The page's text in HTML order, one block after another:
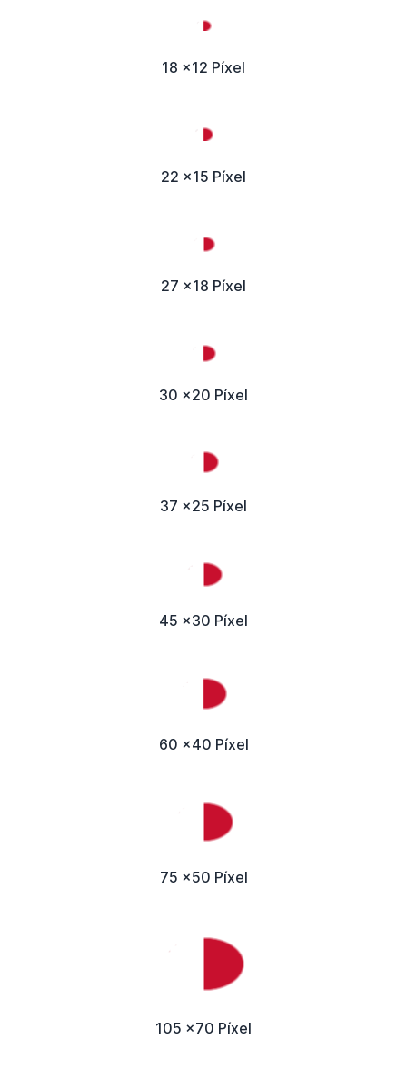
18 x12 Píxel
22 x15 Píxel
27 x18 Píxel
30 x20 Píxel
37 x25 Píxel
45 x30 Píxel
60 x40 Píxel
75 x50 Píxel
105 x70 Píxel